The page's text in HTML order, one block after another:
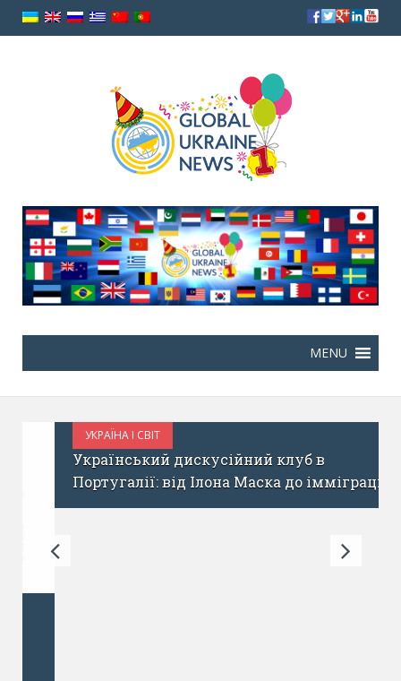
УКРАЇНА І СВІТ
ЖОВТЕНЬ 21, 2017
Український дискусійний клуб в
Португалії: від Ілона Маска до імміграції